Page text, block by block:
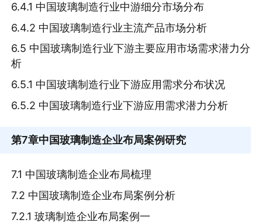
6.4.1 中国玻璃制造行业中游细分市场分布
6.4.2 中国玻璃制造行业主流产品市场分析
6.5 中国玻璃制造行业下游主要应用市场需求潜力分
析
6.5.1 中国玻璃制造行业下游应用需求分布状况
6.5.2 中国玻璃制造行业下游应用需求潜力分析
第7章中国玻璃制造企业布局案例研究
7.1 中国玻璃制造企业布局梳理
7.2 中国玻璃制造企业布局案例分析
7.2.1 玻璃制造企业布局案例一